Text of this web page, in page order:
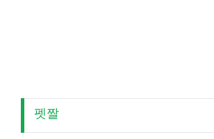
펫짤